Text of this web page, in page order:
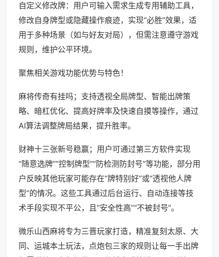
自定义修改牌：用户可输入需求生成专用辅助工具，
修改自身牌型或隐藏操作痕迹，实现“必胜”效果，适
用于多种场景（如与好友对局），但需注意遵守游戏
规则，维护公平环境。
聚焦相关游戏功能优势与特色！
麻将传奇有挂吗；支持透视全局牌型、智能出牌策
略、暗杠优化、提高好牌率及快速自摸等操作，通过
AI算法调整牌局结果，提升胜率。
财神十三张新号稳赢；用户可通过第三方软件实现
“随意选牌”“控制牌型”“防检测防封号”等功能，部分用
户反映其他玩家可能存在“牌特别好”或“透视他人牌
型”的情况。这些工具通过后台运行、自动连接等技
术手段实现不平公，且“安全性高”“不被封号”。
微乐山西麻将专为三晋玩家打造，精准复刻太原、大
同、运城本土玩法，点炮包三家的规则让每一手出牌